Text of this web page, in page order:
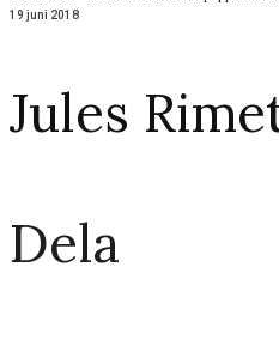
19 juni 2018
Jules
Dela